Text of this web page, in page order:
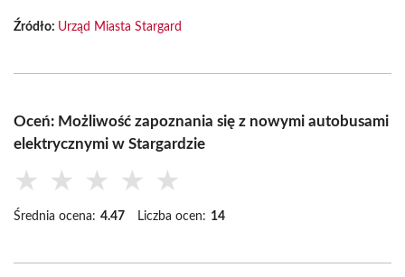
Źródło: Urząd Miasta Stargard
Oceń: Możliwość zapoznania się z nowymi autobusami
elektrycznymi w Stargardzie
★ ★ ★ ★ ★
Średnia ocena: 4.47 Liczba ocen: 14